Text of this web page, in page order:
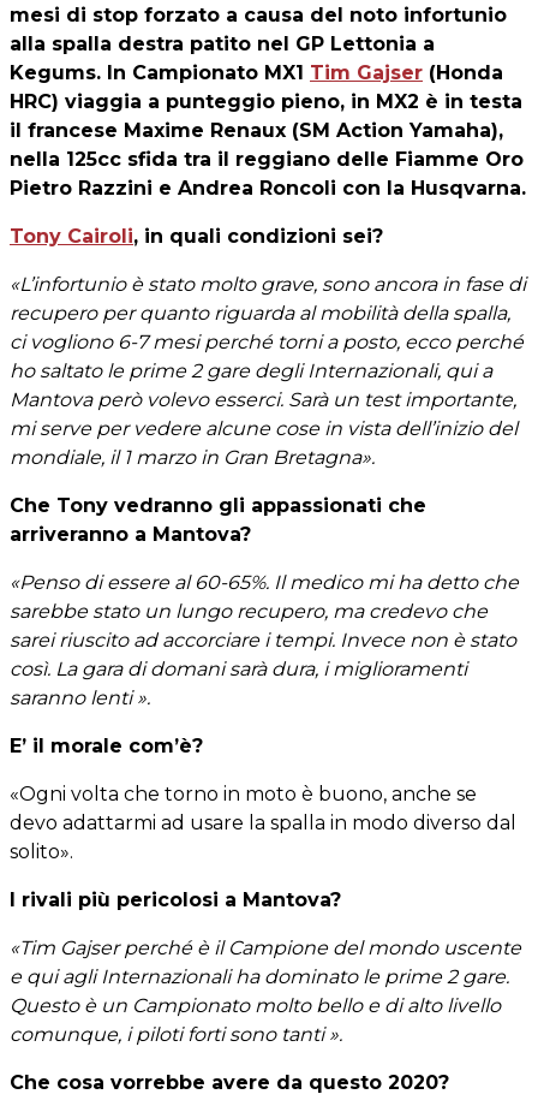
mesi di stop forzato a causa del noto infortunio
alla spalla destra patito nel GP Lettonia a
Kegums. In Campionato MX1 Tim Gajser (Honda
HRC) viaggia a punteggio pieno, in MX2 è in testa
il francese Maxime Renaux (SM Action Yamaha),
nella 125cc sfida tra il reggiano delle Fiamme Oro
Pietro Razzini e Andrea Roncoli con la Husqvarna.
Tony Cairoli, in quali condizioni sei?
«L’infortunio è stato molto grave, sono ancora in fase di
recupero per quanto riguarda al mobilità della spalla,
ci vogliono 6-7 mesi perché torni a posto, ecco perché
ho saltato le prime 2 gare degli Internazionali, qui a
Mantova però volevo esserci. Sarà un test importante,
mi serve per vedere alcune cose in vista dell’inizio del
mondiale, il 1 marzo in Gran Bretagna».
Che Tony vedranno gli appassionati che
arriveranno a Mantova?
«Penso di essere al 60-65%. Il medico mi ha detto che
sarebbe stato un lungo recupero, ma credevo che
sarei riuscito ad accorciare i tempi. Invece non è stato
così. La gara di domani sarà dura, i miglioramenti
saranno lenti ».
E’ il morale com’è?
«Ogni volta che torno in moto è buono, anche se
devo adattarmi ad usare la spalla in modo diverso dal
solito».
I rivali più pericolosi a Mantova?
«Tim Gajser perché è il Campione del mondo uscente
e qui agli Internazionali ha dominato le prime 2 gare.
Questo è un Campionato molto bello e di alto livello
comunque, i piloti forti sono tanti ».
Che cosa vorrebbe avere da questo 2020?